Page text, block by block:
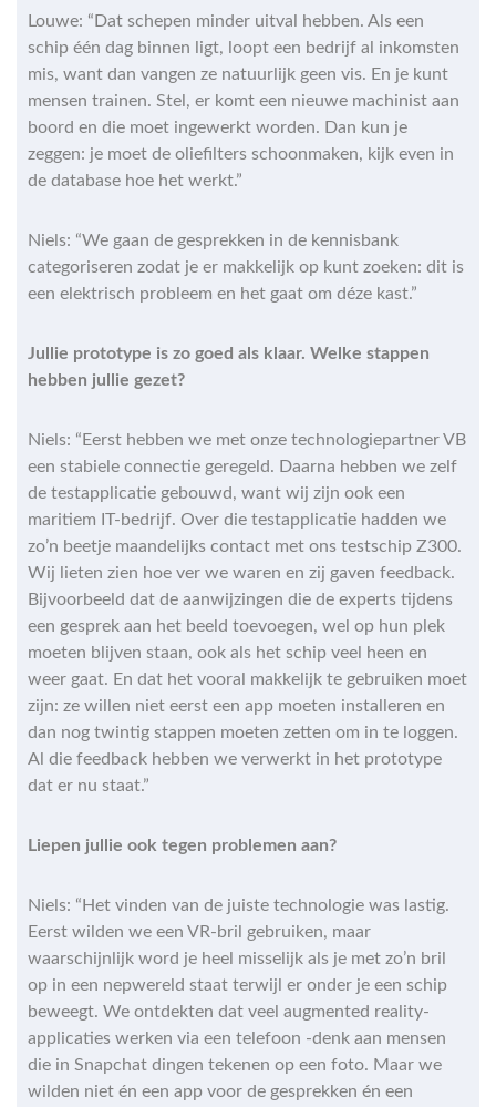
Louwe: “Dat schepen minder uitval hebben. Als een
schip één dag binnen ligt, loopt een bedrijf al inkomsten
mis, want dan vangen ze natuurlijk geen vis. En je kunt
mensen trainen. Stel, er komt een nieuwe machinist aan
boord en die moet ingewerkt worden. Dan kun je
zeggen: je moet de oliefilters schoonmaken, kijk even in
de database hoe het werkt.”
Niels: “We gaan de gesprekken in de kennisbank
categoriseren zodat je er makkelijk op kunt zoeken: dit is
een elektrisch probleem en het gaat om déze kast.”
Jullie prototype is zo goed als klaar. Welke stappen
hebben jullie gezet?
Niels: “Eerst hebben we met onze technologiepartner VB
een stabiele connectie geregeld. Daarna hebben we zelf
de testapplicatie gebouwd, want wij zijn ook een
maritiem IT-bedrijf. Over die testapplicatie hadden we
zo’n beetje maandelijks contact met ons testschip Z300.
Wij lieten zien hoe ver we waren en zij gaven feedback.
Bijvoorbeeld dat de aanwijzingen die de experts tijdens
een gesprek aan het beeld toevoegen, wel op hun plek
moeten blijven staan, ook als het schip veel heen en
weer gaat. En dat het vooral makkelijk te gebruiken moet
zijn: ze willen niet eerst een app moeten installeren en
dan nog twintig stappen moeten zetten om in te loggen.
Al die feedback hebben we verwerkt in het prototype
dat er nu staat.”
Liepen jullie ook tegen problemen aan?
Niels: “Het vinden van de juiste technologie was lastig.
Eerst wilden we een VR-bril gebruiken, maar
waarschijnlijk word je heel misselijk als je met zo’n bril
op in een nepwereld staat terwijl er onder je een schip
beweegt. We ontdekten dat veel augmented reality-
applicaties werken via een telefoon -denk aan mensen
die in Snapchat dingen tekenen op een foto. Maar we
wilden niet én een app voor de gesprekken én een